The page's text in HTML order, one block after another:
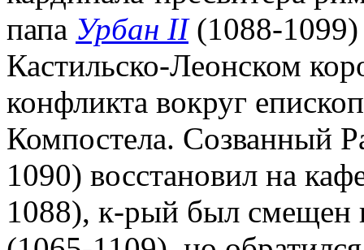
папа Урбан II(1088-1099)
Кастильско-Леонском
конфликта вокруг
Компостела. Созванный
1090) восстановил на
1088), к-рый был